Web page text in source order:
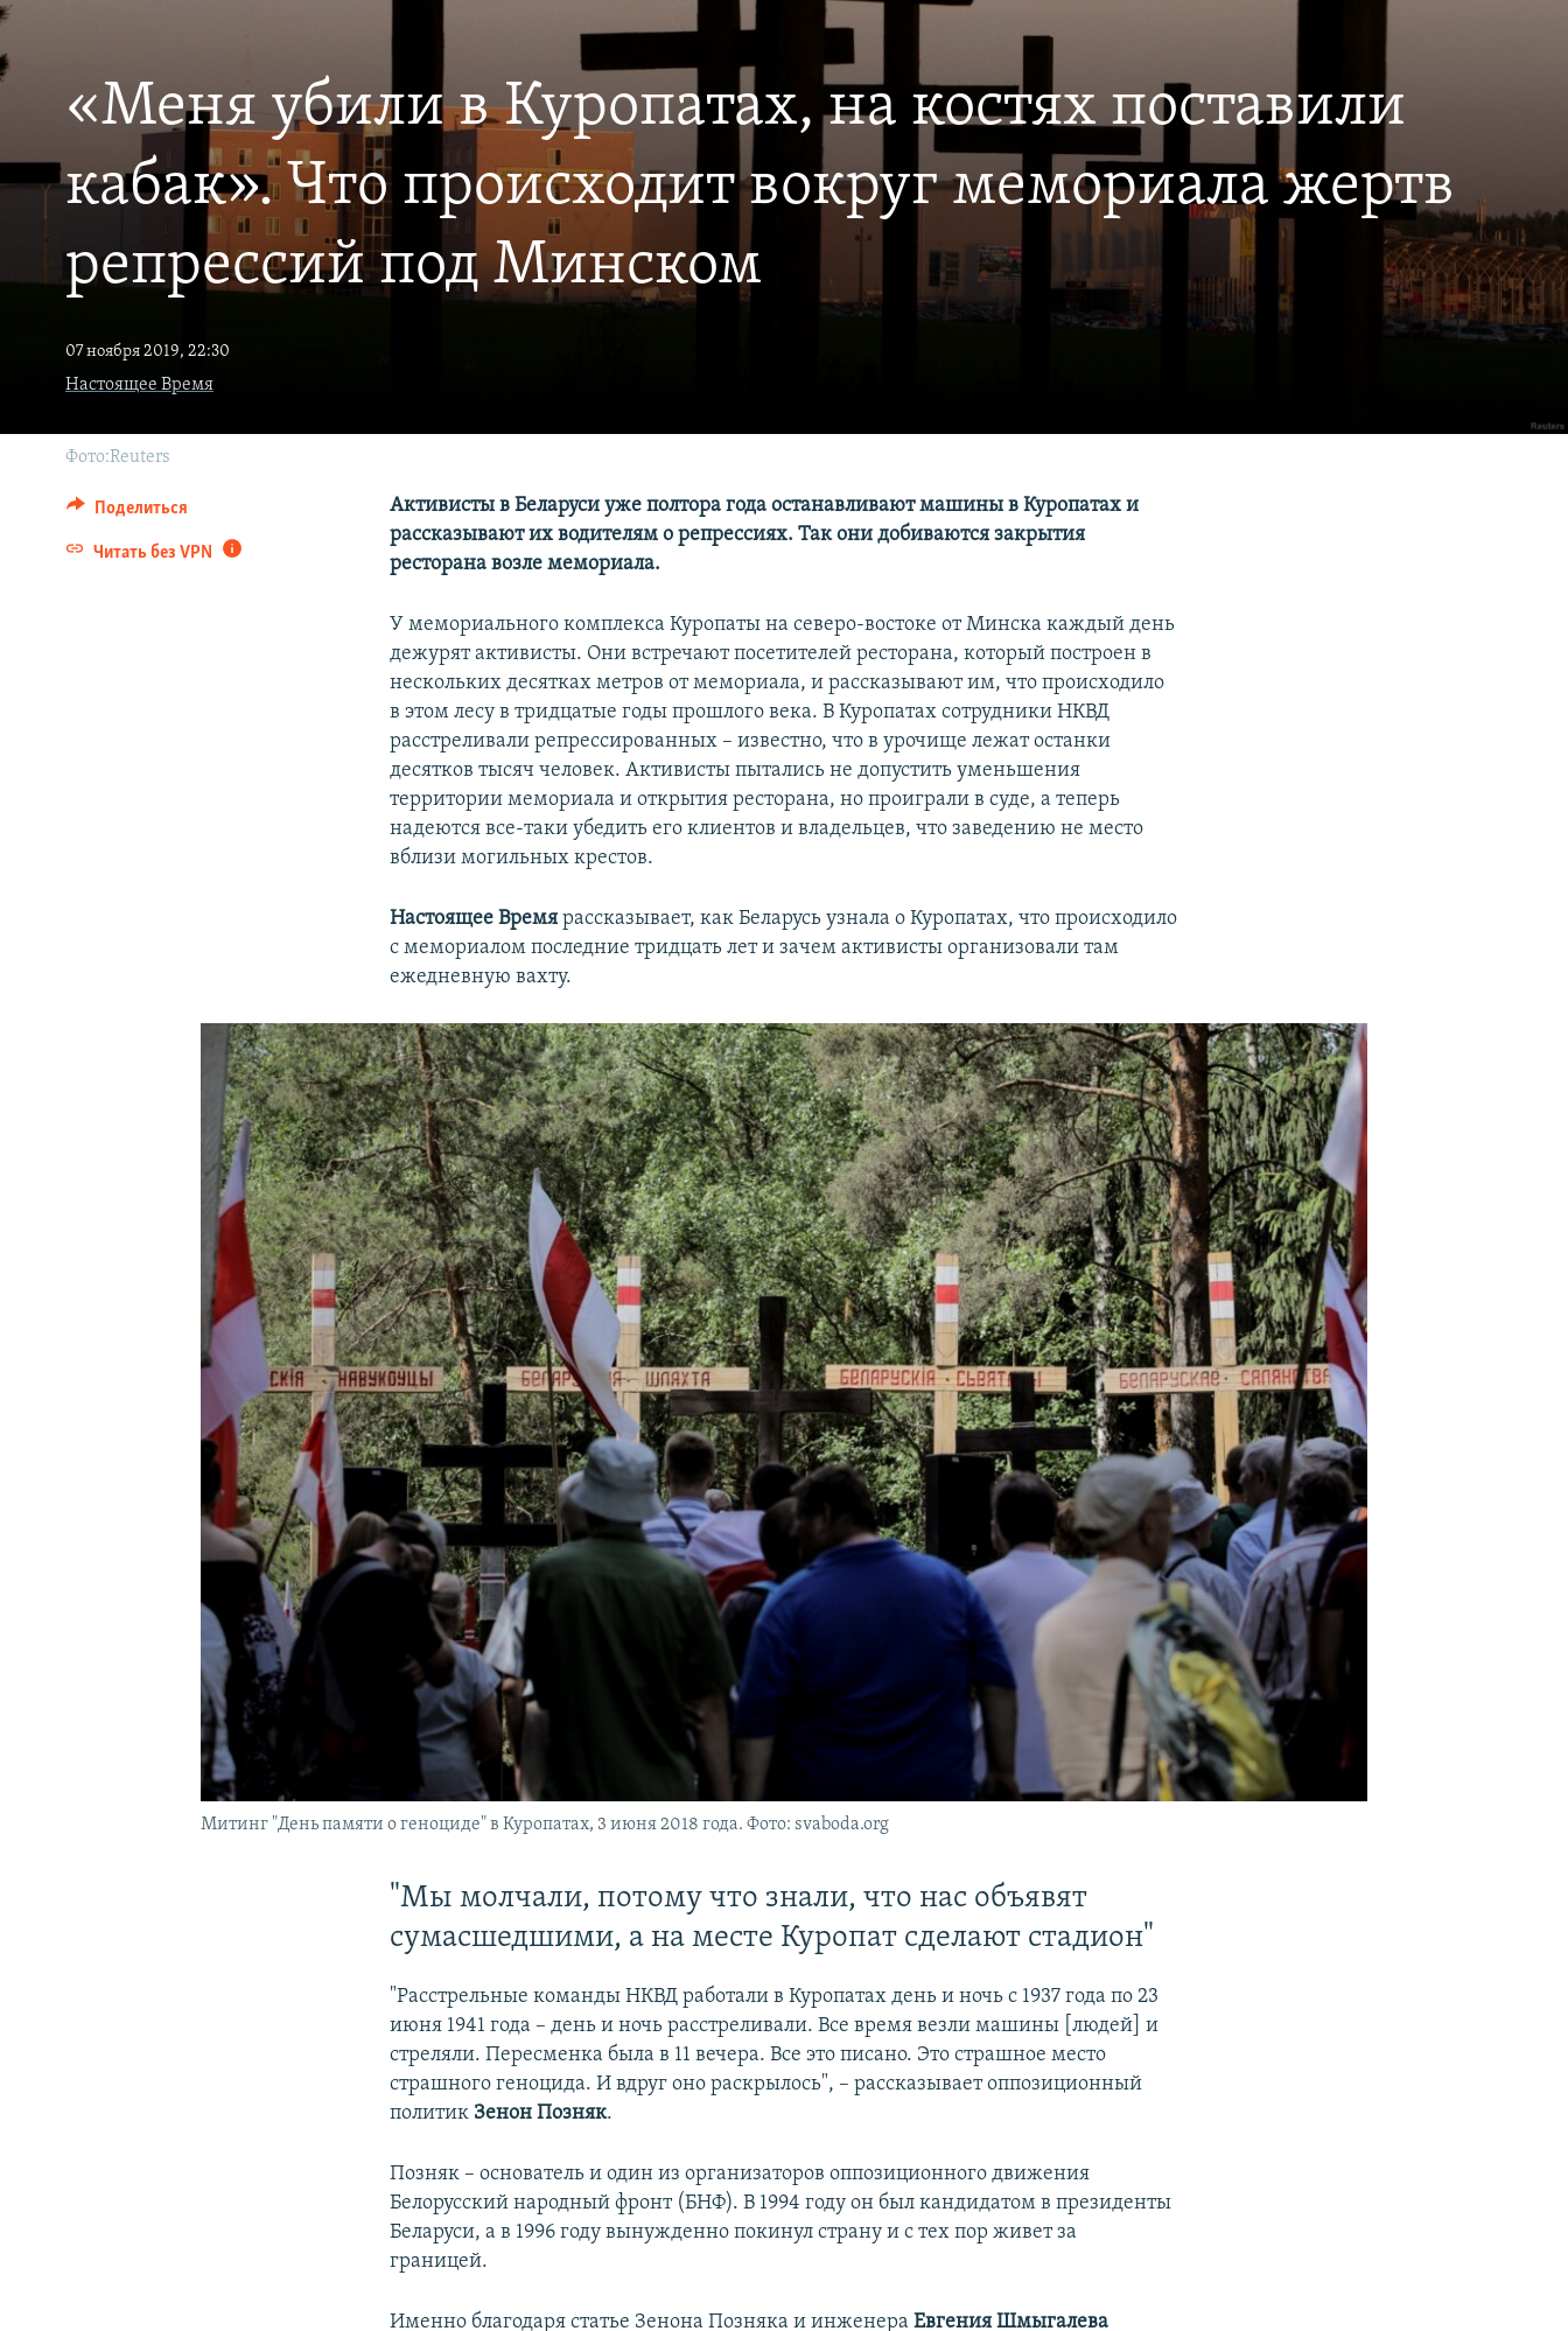
УКРАИНСКАЯ ПРОБЛЕМА КРЫМА
«Меня убили в Куропатах, на костях поставили
кабак». Что происходит вокруг мемориала жертв
репрессий под Минском
07 ноября 2019, 22:30
Настоящее Время
Фото:Reuters
Поделиться
Читать без VPN
Активисты в Беларуси уже полтора года останавливают машины в Куропатах и
рассказывают их водителям о репрессиях. Так они добиваются закрытия
ресторана возле мемориала.
У мемориального комплекса Куропаты на северо-востоке от Минска каждый день
дежурят активисты. Они встречают посетителей ресторана, который построен в
нескольких десятках метров от мемориала, и рассказывают им, что происходило
в этом лесу в тридцатые годы прошлого века. В Куропатах сотрудники НКВД
расстреливали репрессированных – известно, что в урочище лежат останки
десятков тысяч человек. Активисты пытались не допустить уменьшения
территории мемориала и открытия ресторана, но проиграли в суде, а теперь
надеются все-таки убедить его клиентов и владельцев, что заведению не место
вблизи могильных крестов.
Настоящее Время рассказывает, как Беларусь узнала о Куропатах, что происходило
с мемориалом последние тридцать лет и зачем активисты организовали там
ежедневную вахту.
Митинг "День памяти о геноциде" в Куропатах, 3 июня 2018 года. Фото: svaboda.org
"Мы молчали, потому что знали, что нас объявят
сумасшедшими, а на месте Куропат сделают стадион"
"Расстрельные команды НКВД работали в Куропатах день и ночь с 1937 года по 23
июня 1941 года – день и ночь расстреливали. Все время везли машины [людей] и
стреляли. Пересменка была в 11 вечера. Все это писано. Это страшное место
страшного геноцида. И вдруг оно раскрылось", – рассказывает оппозиционный
политик Зенон Позняк.
Позняк – основатель и один из организаторов оппозиционного движения
Белорусский народный фронт (БНФ). В 1994 году он был кандидатом в президенты
Беларуси, а в 1996 году вынужденно покинул страну и с тех пор живет за
границей.
Именно благодаря статье Зенона Позняка и инженера Евгения Шмыгалева